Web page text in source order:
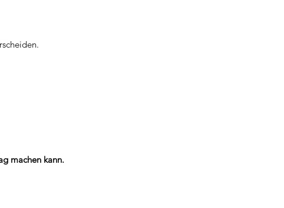
machen kann.